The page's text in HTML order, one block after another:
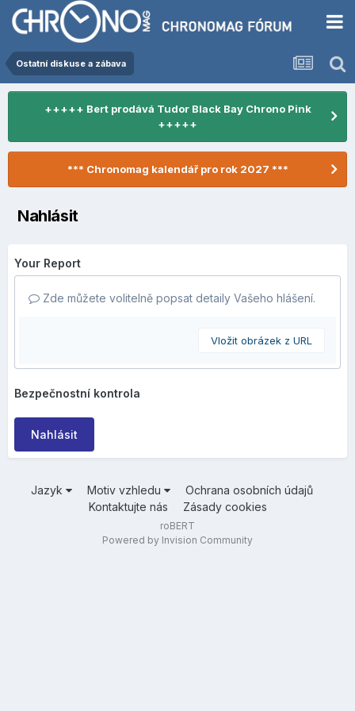
Ostatní diskuse a zábava
+++++ Bert prodává Tudor Black Bay Chrono Pink
+++++
*** Chronomag kalendář pro rok 2027 ***
Nahlásit
Your Report
Zde můžete volitelně popsat detaily Vašeho hlášení.
Vložit obrázek z URL
Bezpečnostní kontrola
Nahlásit
Jazyk Motiv vzhledu
Ochrana osobních údajů
Kontaktujte nás
Zásady cookies
roBERT
Powered by Invision Community